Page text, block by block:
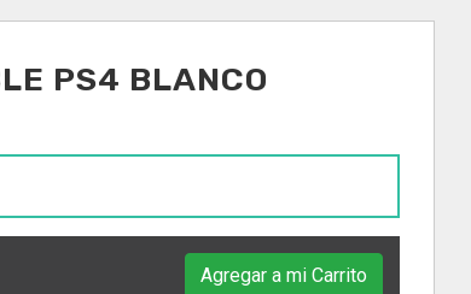
PS4 BLANCO
Agregar a mi Carrito